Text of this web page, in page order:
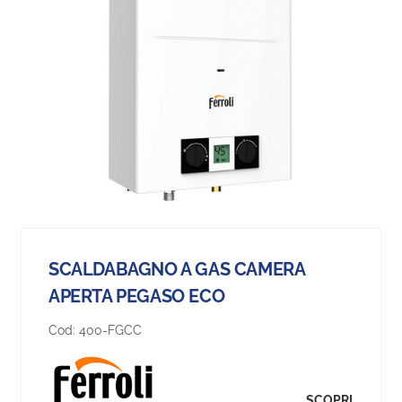
SCALDABAGNO A GAS CAMERA
APERTA PEGASO ECO
Cod: 400-FGCC